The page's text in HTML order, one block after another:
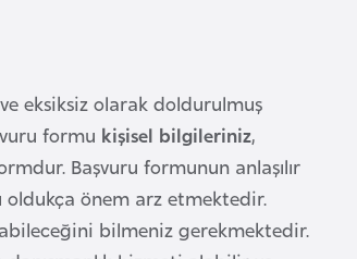
eksiksiz olarak doldurulmuş
formu kişisel bilgileriniz,
Başvuru formunun anlaşılır
oldukça önem arz etmektedir.
bilmeniz gerekmektedir.